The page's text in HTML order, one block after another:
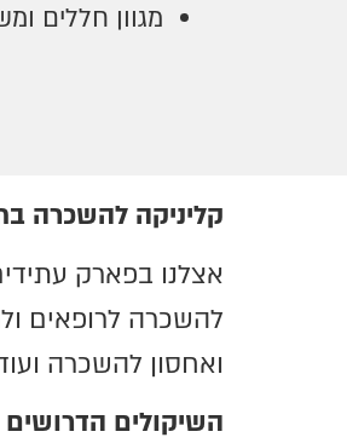
מגוון חללים
קליניקה להשכרה
אצלנו בפארק
להשכרה לרופאים
ואחסון להשכרה
השיקולים